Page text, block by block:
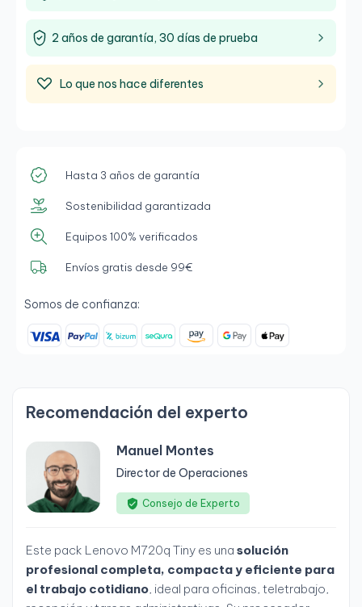
2 años de garantía, 30 días de prueba
Lo que nos hace diferentes
Hasta 3 años de garantía
Sostenibilidad garantizada
Equipos 100% verificados
Envíos gratis desde 99€
Somos de confianza:
Recomendación del experto
Manuel Montes
Director de Operaciones
Consejo de Experto
Este pack Lenovo M720q Tiny es una solución
profesional completa, compacta y eficiente para
el trabajo cotidiano, ideal para oficinas, teletrabajo,